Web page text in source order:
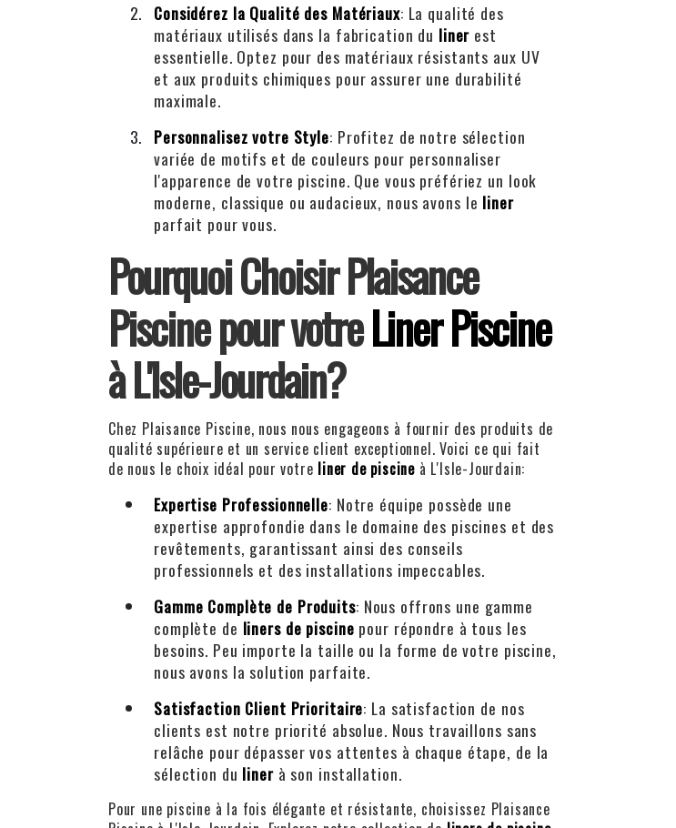
Considérez la Qualité des Matériaux: La qualité des
matériaux utilisés dans la fabrication du liner est
essentielle. Optez pour des matériaux résistants aux UV
et aux produits chimiques pour assurer une durabilité
maximale.
Personnalisez votre Style: Profitez de notre sélection
variée de motifs et de couleurs pour personnaliser
l'apparence de votre piscine. Que vous préfériez un look
moderne, classique ou audacieux, nous avons le liner
parfait pour vous.
Pourquoi Choisir Plaisance
Piscine pour votreLiner Piscine
à L'Isle-Jourdain?
Chez Plaisance Piscine, nous nous engageons à fournir des produits de
qualité supérieure et un service client exceptionnel. Voici ce qui fait
de nous le choix idéal pour votre liner de piscine à L'Isle-Jourdain:
Expertise Professionnelle: Notre équipe possède une
expertise approfondie dans le domaine des piscines et des
revêtements, garantissant ainsi des conseils
professionnels et des installations impeccables.
Gamme Complète de Produits: Nous offrons une gamme
complète de liners de piscine pour répondre à tous les
besoins. Peu importe la taille ou la forme de votre piscine,
nous avons la solution parfaite.
Satisfaction Client Prioritaire: La satisfaction de nos
clients est notre priorité absolue. Nous travaillons sans
relâche pour dépasser vos attentes à chaque étape, de la
sélection du linerà son installation.
Pour une piscine à la fois élégante et résistante, choisissez Plaisance